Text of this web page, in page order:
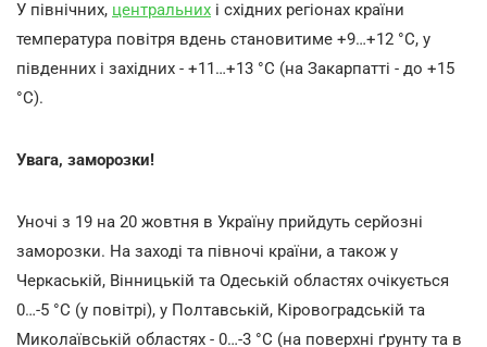
У північних, центральних і східних регіонах країни
температура повітря вдень становитиме +9…+12 °С, у
південних і західних - +11…+13 °С (на Закарпатті - до +15
°С).
Увага, заморозки!
Уночі з 19 на 20 жовтня в Україну прийдуть серйозні
заморозки. На заході та півночі країни, а також у
Черкаській, Вінницькій та Одеській областях очікується
0…-5 °С (у повітрі), у Полтавській, Кіровоградській та
Миколаївській областях - 0…-3 °С (на поверхні ґрунту та в